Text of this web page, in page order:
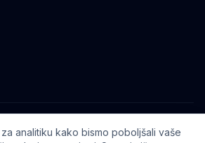
Sajt izradio Vetar
analitiku kako bismo poboljšali vaše